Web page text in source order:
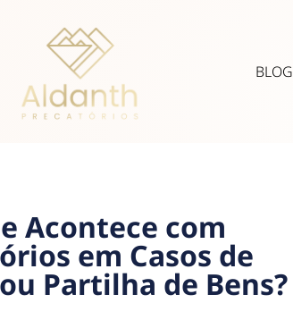
BLOG
Acontece com
em Casos de
Partilha de Bens?